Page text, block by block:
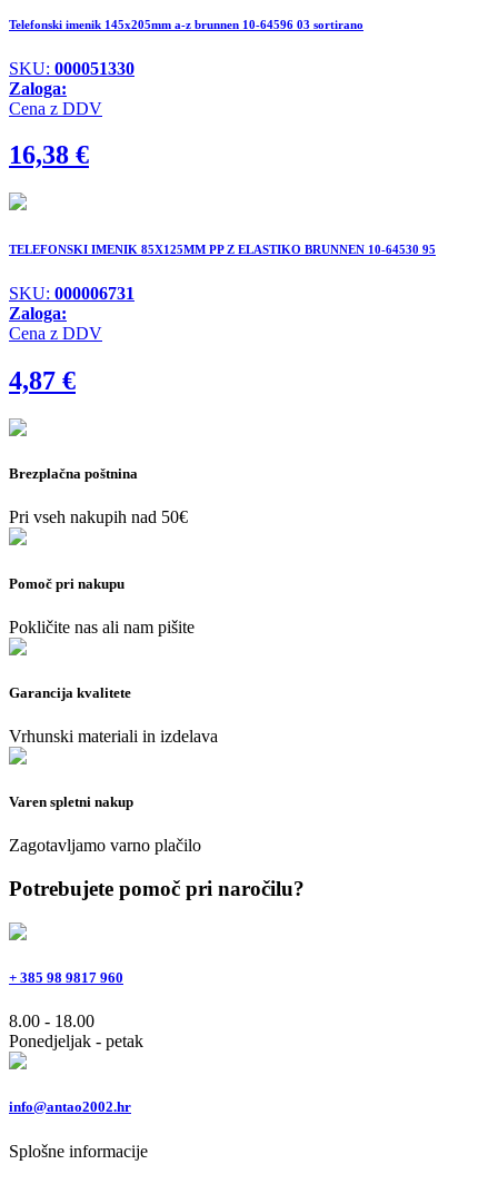
Telefonski imenik 145x205mm a-z brunnen 10-64596 03 sortirano
SKU: 000051330
Zaloga:
Cena z DDV
16,38 €
TELEFONSKI IMENIK 85X125MM PP Z ELASTIKO BRUNNEN 10-64530 95
SKU: 000006731
Zaloga:
Cena z DDV
4,87 €
Brezplačna poštnina
Pri vseh nakupih nad 50€
Pomoč pri nakupu
Pokličite nas ali nam pišite
Garancija kvalitete
Vrhunski materiali in izdelava
Varen spletni nakup
Zagotavljamo varno plačilo
Potrebujete pomoč pri naročilu?
+ 385 98 9817 960
8.00 - 18.00
Ponedjeljak - petak
info@antao2002.hr
Splošne informacije